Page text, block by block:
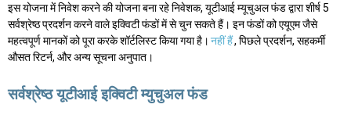
इस योजना में निवेश करने की योजना बना रहे निवेशक, यूटीआई म्यूचुअल फंड द्वारा शीर्ष 5
सर्वश्रेष्ठ प्रदर्शन करने वाले इक्विटी फंडों में से चुन सकते हैं। इन फंडों को एयूएम जैसे
महत्वपूर्ण मानकों को पूरा करके शॉर्टलिस्ट किया गया है। नहीं हैं, पिछले प्रदर्शन, सहकर्मी
औसत रिटर्न, और अन्य सूचना अनुपात।
सर्वश्रेष्ठ यूटीआई इक्विटी म्युचुअल फंड